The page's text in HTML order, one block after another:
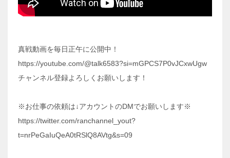
真戦動画を毎日正午に公開中！
https://youtube.com/@talk6583?si=mGPCS7P0vJCxwUgw
チャンネル登録よろしくお願いします！
※お仕事の依頼は↓アカウントのDMでお願いします※
https://twitter.com/ranchannel_yout?
t=nrPeGaIuQeA0tRSlQ8AVtg&s=09